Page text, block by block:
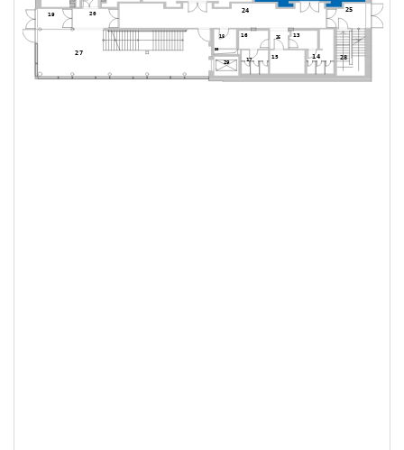
25
24
27
26
18
29
13
16
17
20
19
28
15 14